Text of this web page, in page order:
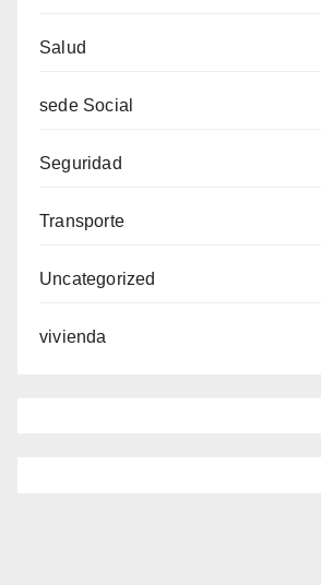
Salud
sede Social
Seguridad
Transporte
Uncategorized
vivienda